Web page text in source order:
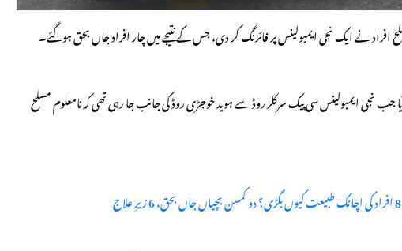
افراد نے ایک نجی ایمبولینس پر فائرنگ کر دی، جس کے نتیجے میں چار افراد جاں بحق ہوگئے۔
نجی ایمبولینس سی پیک سرکلر روڈ سے ہوید خوجڑی روڈ کی جانب جا رہی تھی کہ نامعلوم مسلح